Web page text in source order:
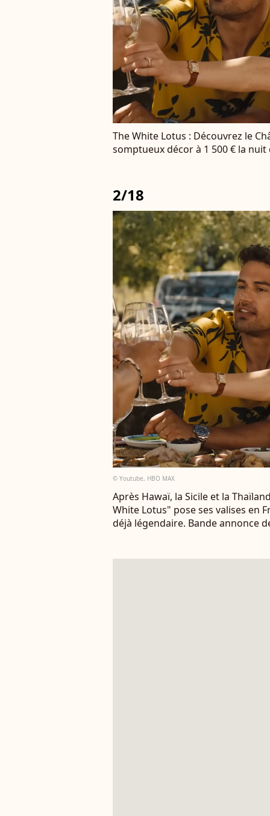
The White Lotus : Découvrez le
somptueux décor à 1 500 € la nuit
2/18
© Youtube, HBO MAX
Après Hawaï, la Sicile et la
White Lotus" pose ses valises en
déjà légendaire. Bande annonce